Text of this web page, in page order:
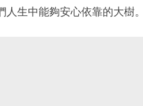
生中能夠安心依靠的大樹。